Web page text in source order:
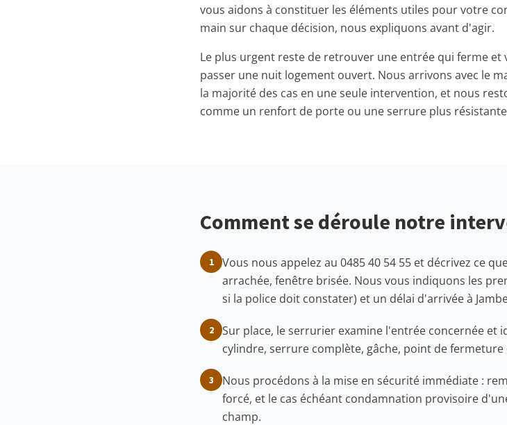
vous aidons à constituer les éléments utiles pour votre
main sur chaque décision, nous expliquons avant d'agir.
Le plus urgent reste de retrouver une entrée qui ferme
passer une nuit logement ouvert. Nous arrivons avec le
la majorité des cas en une seule intervention, et nous
comme un renfort de porte ou une serrure plus
Comment se déroule notre
1
Vous nous appelez au 0485 40 54 55 et décrivez ce
arrachée, fenêtre brisée. Nous vous indiquons les
si la police doit constater) et un délai d'arrivée à
2
Sur place, le serrurier examine l'entrée concernée et
cylindre, serrure complète, gâche, point de
3
Nous procédons à la mise en sécurité immédiate :
forcé, et le cas échéant condamnation provisoire
champ.